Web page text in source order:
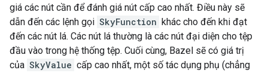
giá các nút cần để đánh giá nút cấp cao nhất. Điều này sẽ
dẫn đến các lệnh gọi SkyFunction khác cho đến khi đạt
đến các nút lá. Các nút lá thường là các nút đại diện cho tệp
đầu vào trong hệ thống tệp. Cuối cùng, Bazel sẽ có giá trị
của SkyValue cấp cao nhất, một số tác dụng phụ (chẳng